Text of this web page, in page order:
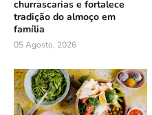
churrascarias e fortalece
tradição do almoço em
família
05 Agosto, 2026